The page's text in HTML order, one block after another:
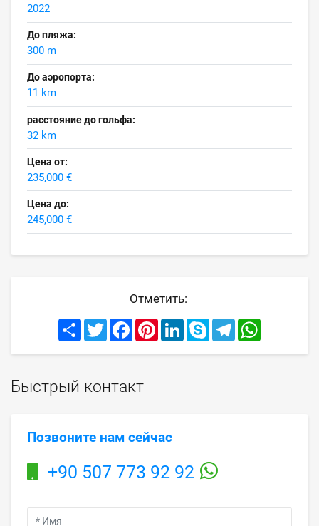
2022
До пляжа:
300 m
До аэропорта:
11 km
расстояние до гольфа:
32 km
Цена от:
235,000 €
Цена до:
245,000 €
Отметить:
Share TwitterFacebookPinterestLinkedInSkype Telegram
Быстрый контакт
Позвоните нам сейчас
+90 507 773 92 92